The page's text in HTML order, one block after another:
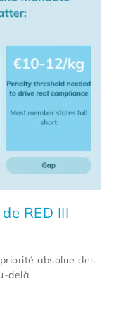
RED III
absolue des
delà.